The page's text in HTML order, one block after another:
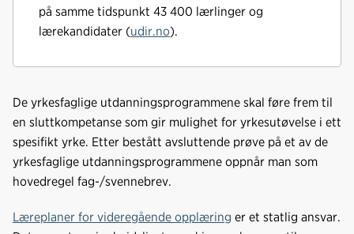
på samme tidspunkt 43 400 lærlinger og
lærekandidater (udir.no).
De yrkesfaglige utdanningsprogrammene skal føre frem til
en sluttkompetanse som gir mulighet for yrkesutøvelse i ett
spesifikt yrke. Etter bestått avsluttende prøve på et av de
yrkesfaglige utdanningsprogrammene oppnår man som
hovedregel fag-/svennebrev.
Læreplaner for videregående opplæring er et statlig ansvar.